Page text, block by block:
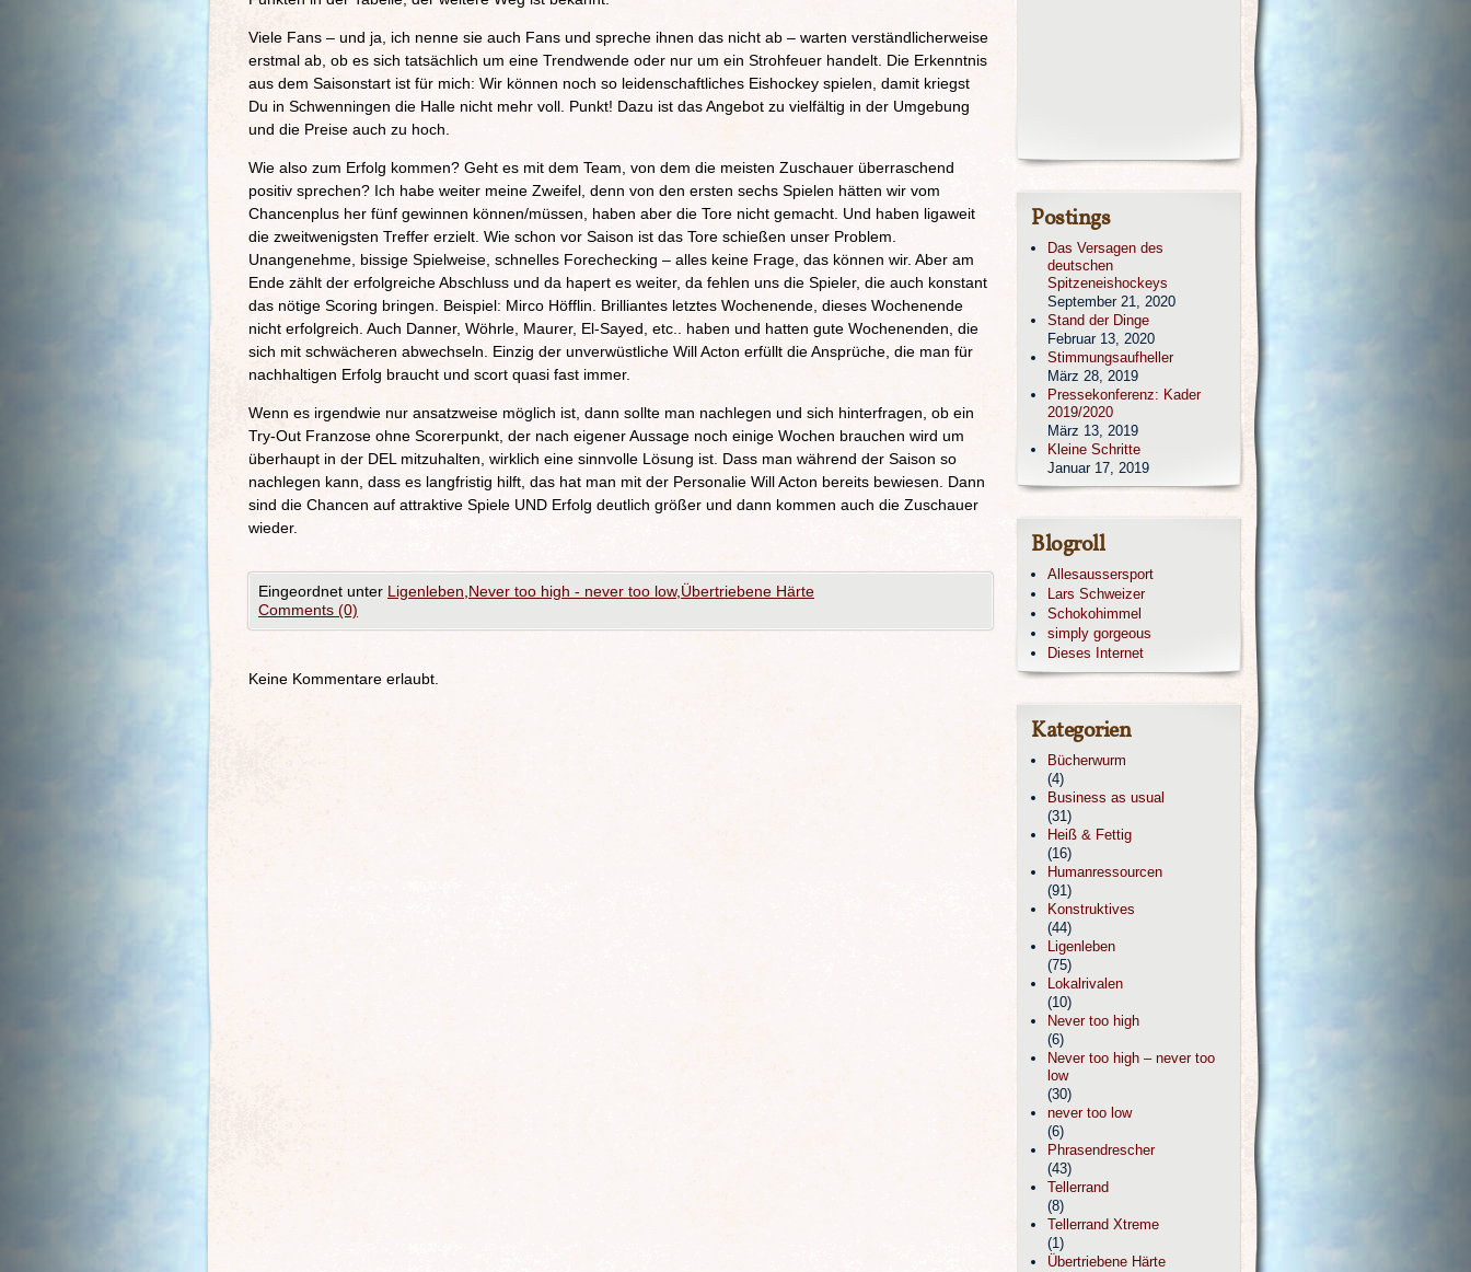
Viele Fans – und ja, ich nenne sie auch Fans und spreche ihnen das nicht ab – warten verständlicherweise
erstmal ab, ob es sich tatsächlich um eine Trendwende oder nur um ein Strohfeuer handelt. Die Erkenntnis
aus dem Saisonstart ist für mich: Wir können noch so leidenschaftliches Eishockey spielen, damit kriegst
Du in Schwenningen die Halle nicht mehr voll. Punkt! Dazu ist das Angebot zu vielfältig in der Umgebung
und die Preise auch zu hoch.
Wie also zum Erfolg kommen? Geht es mit dem Team, von dem die meisten Zuschauer überraschend
positiv sprechen? Ich habe weiter meine Zweifel, denn von den ersten sechs Spielen hätten wir vom
Chancenplus her fünf gewinnen können/müssen, haben aber die Tore nicht gemacht. Und haben ligaweit
die zweitwenigsten Treffer erzielt. Wie schon vor Saison ist das Tore schießen unser Problem.
Unangenehme, bissige Spielweise, schnelles Forechecking – alles keine Frage, das können wir. Aber am
Ende zählt der erfolgreiche Abschluss und da hapert es weiter, da fehlen uns die Spieler, die auch konstant
das nötige Scoring bringen. Beispiel: Mirco Höfflin. Brilliantes letztes Wochenende, dieses Wochenende
nicht erfolgreich. Auch Danner, Wöhrle, Maurer, El-Sayed, etc.. haben und hatten gute Wochenenden, die
sich mit schwächeren abwechseln. Einzig der unverwüstliche Will Acton erfüllt die Ansprüche, die man für
nachhaltigen Erfolg braucht und scort quasi fast immer.
Wenn es irgendwie nur ansatzweise möglich ist, dann sollte man nachlegen und sich hinterfragen, ob ein
Try-Out Franzose ohne Scorerpunkt, der nach eigener Aussage noch einige Wochen brauchen wird um
überhaupt in der DEL mitzuhalten, wirklich eine sinnvolle Lösung ist. Dass man während der Saison so
nachlegen kann, dass es langfristig hilft, das hat man mit der Personalie Will Acton bereits bewiesen. Dann
sind die Chancen auf attraktive Spiele UND Erfolg deutlich größer und dann kommen auch die Zuschauer
wieder.
Eingeordnet unter Ligenleben Never too high - never too low, Übertriebene Härte
Comments (0)
Keine Kommentare erlaubt.
Postings
Das Versagen des
deutschen
Spitzeneishockeys
September 21, 2020
Stand der Dinge
Februar 13, 2020
Stimmungsaufheller
März 28, 2019
Pressekonferenz: Kader
2019/2020
März 13, 2019
Kleine Schritte
Januar 17, 2019
Blogroll
Allesaussersport
Lars Schweizer
Schokohimmel
simply gorgeous
Dieses Internet
Kategorien
Bücherwurm
(4)
Business as usual
(31)
Heiß & Fettig
(16)
Humanressourcen
(91)
Konstruktives
(44)
Ligenleben
(75)
Lokalrivalen
(10)
Never too high
(6)
Never too high – never too
low
(30)
never too low
(6)
Phrasendrescher
(43)
Tellerrand
(8)
Tellerrand Xtreme
(1)
Übertriebene Härte